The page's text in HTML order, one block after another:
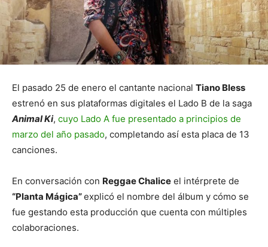
El pasado 25 de enero el cantante nacional Tiano Bless
estrenó en sus plataformas digitales el Lado B de la saga
Animal Ki, cuyo Lado A fue presentado a principios de
marzo del año pasado, completando así esta placa de 13
canciones.
En conversación con Reggae Chalice el intérprete de
“Planta Mágica”explicó el nombre del álbum y cómo se
fue gestando esta producción que cuenta con múltiples
colaboraciones.